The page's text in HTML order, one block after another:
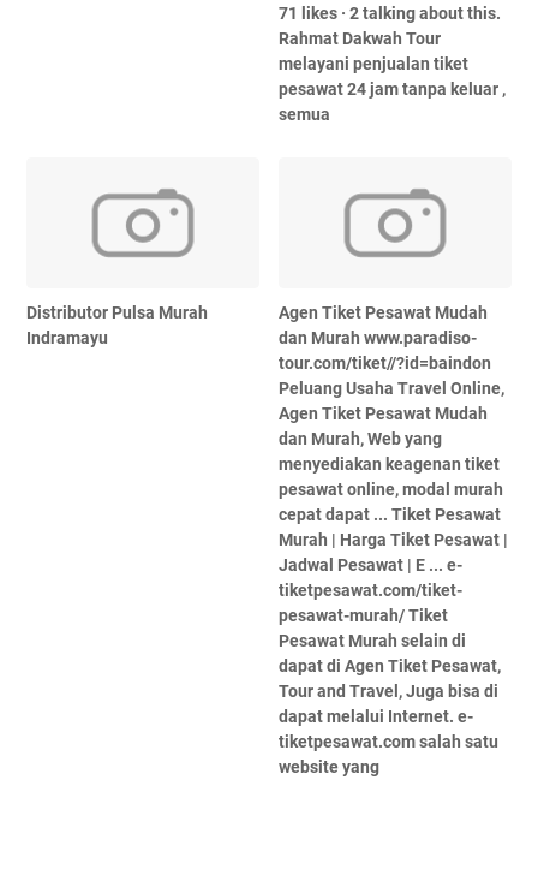
71 likes · 2 talking about this.
Rahmat Dakwah Tour
melayani penjualan tiket
pesawat 24 jam tanpa keluar ,
semua
Distributor Pulsa Murah
Indramayu
Agen Tiket Pesawat Mudah
dan Murah www.paradiso-
tour.com/tiket//?id=baindon‎
Peluang Usaha Travel Online,
Agen Tiket Pesawat Mudah
dan Murah, Web yang
menyediakan keagenan tiket
pesawat online, modal murah
cepat dapat ... Tiket Pesawat
Murah | Harga Tiket Pesawat |
Jadwal Pesawat | E ... e-
tiketpesawat.com/tiket-
pesawat-murah/‎ Tiket
Pesawat Murah selain di
dapat di Agen Tiket Pesawat,
Tour and Travel, Juga bisa di
dapat melalui Internet. e-
tiketpesawat.com salah satu
website yang